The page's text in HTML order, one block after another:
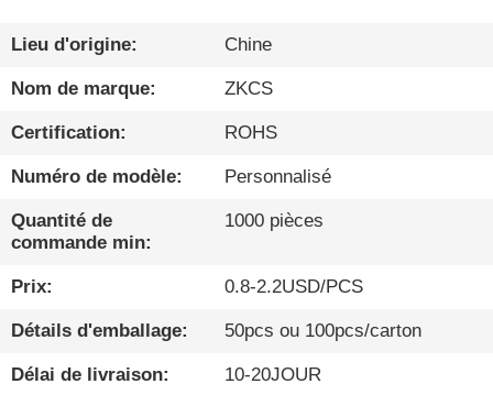
PRODUITS
À
PROPOS
DE
NOUS
Lieu d'origine: Chine
Nom de marque: ZKCS
Certification: ROHS
Numéro de modèle: Personnalisé
Quantité de
commande min:
1000 pièces
Prix: 0.8-2.2USD/PCS
Détails d'emballage: 50pcs ou 100pcs/carton
Délai de livraison: 10-20JOUR